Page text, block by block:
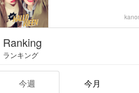
Ranking
ランキング
今週 今月